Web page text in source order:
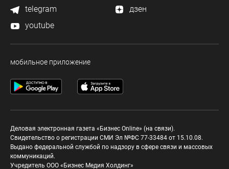
telegram
дзен
youtube
мобильное приложение
Деловая электронная газета «Бизнес Online» (на связи).
Свидетельство о регистрации СМИ Эл №ФС 77-33484 от 15.10.08.
Выдано федеральной службой по надзору в сфере связи и массовых
коммуникаций.
Учредитель ООО «Бизнес Медия Холдинг»